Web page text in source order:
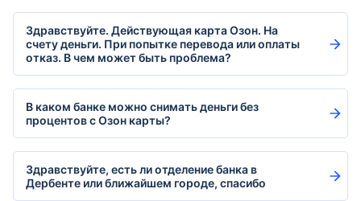
Здравствуйте. Действующая карта Озон. На
счету деньги. При попытке перевода или оплаты
отказ. В чем может быть проблема?
В каком банке можно снимать деньги без
процентов с Озон карты?
Здравствуйте, есть ли отделение банка в
Дербенте или ближайшем городе, спасибо